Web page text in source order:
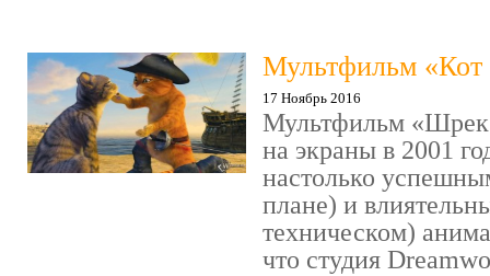
Мультфильм «Кот
17 Ноябрь 2016
Мультфильм
на экраны в 2001
настолько
плане) и
техническом)
что студия